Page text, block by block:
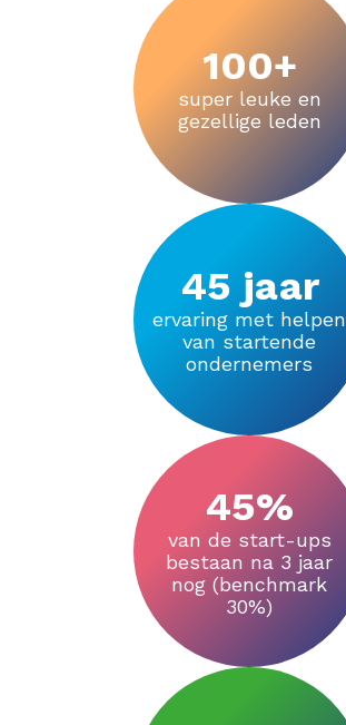
100+
super leuke en
gezellige leden
45 jaar
ervaring met helpen
van startende
ondernemers
45%
van de start-ups
bestaan na 3 jaar
nog (benchmark
30%)